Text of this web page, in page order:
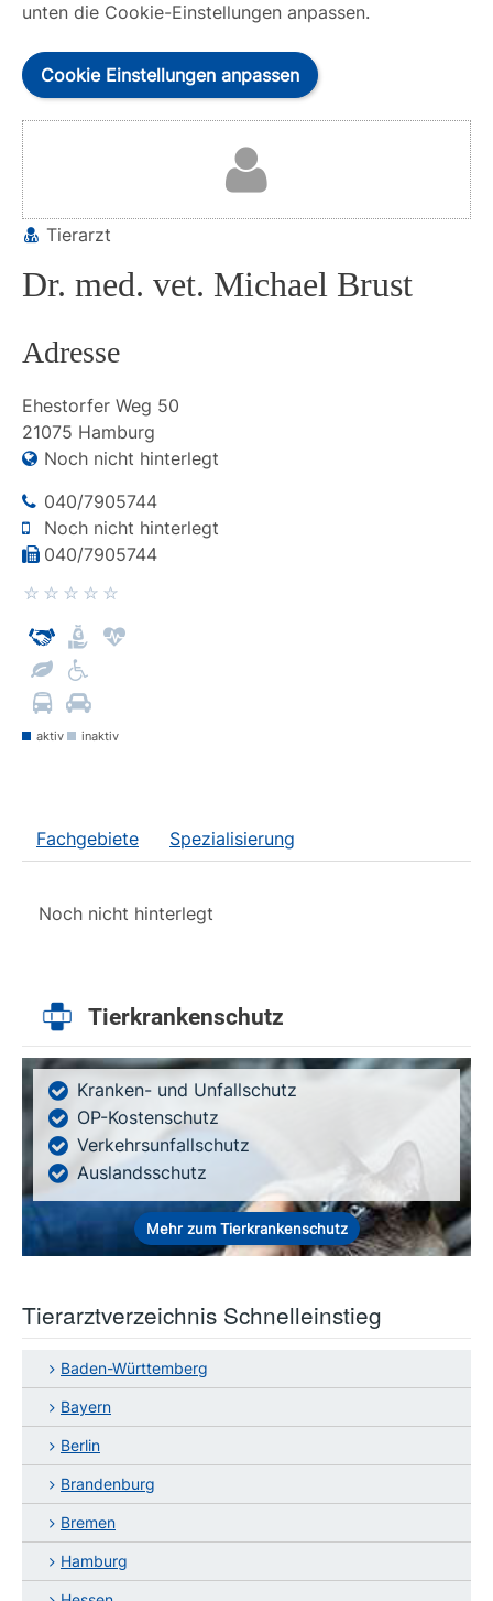
unten die Cookie-Einstellungen anpassen.
Cookie Einstellungen anpassen
Tierarzt
Dr. med. vet. Michael Brust
Adresse
Ehestorfer Weg 50
21075 Hamburg
Noch nicht hinterlegt
040/7905744
Noch nicht hinterlegt
040/7905744
aktiv inaktiv
Fachgebiete Spezialisierung
Noch nicht hinterlegt
Tierkrankenschutz
Kranken- und Unfallschutz
OP-Kostenschutz
Verkehrsunfallschutz
Auslandsschutz
Mehr zum Tierkrankenschutz
Tierarztverzeichnis Schnelleinstieg
Baden-Württemberg
Bayern
Berlin
Brandenburg
Bremen
Hamburg